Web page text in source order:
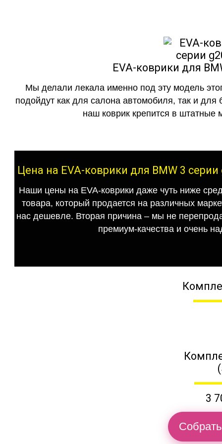
EVA-коврики для
Мы делали лекала именно под эту модель
подойдут как для салона автомобиля, так и для
наш коврик крепится в штатные
Цена на EVA-коврики для BMW 3
Наши цены на EVA-коврики даже чуть ниже
товара, который продается на различных
нас дешевле. Вторая причина – мы не
премиум-качества и очень
3